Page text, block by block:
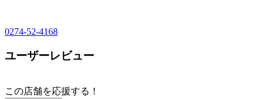
0274-52-4168
ユーザーレビュー
この店舗を応援する！